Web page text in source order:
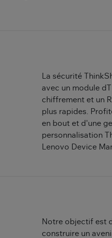
La sécurité
avec un module
chiffrement et un
plus rapides.
en bout et d'une
personnalisation
Lenovo Device
Notre objectif est
construire un